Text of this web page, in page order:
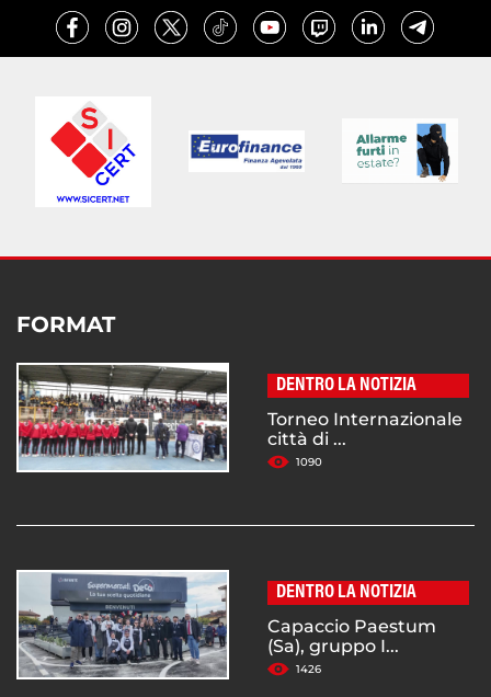
FORMAT
DENTRO LA NOTIZIA
Torneo Internazionale
città di ...
1090
DENTRO LA NOTIZIA
Capaccio Paestum
(Sa), gruppo I...
1426